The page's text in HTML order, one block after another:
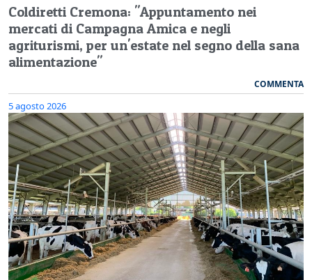
Coldiretti Cremona: "Appuntamento nei
mercati di Campagna Amica e negli
agriturismi, per un'estate nel segno della sana
alimentazione"
COMMENTA
5 agosto 2026